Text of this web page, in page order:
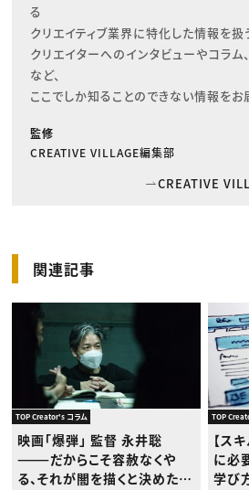
る
クリエイティブ業界に特化した情報を扱
クリエイターへのインタビューやコラム
など、
ここでしか知ることのできない情報をお
監修
CREATIVE VILLAGE編集部
CREATIVE
関連記事
TOP Creator's コラム
映画「爆弾」 監督 永井聡
———だからこそ容赦なくや
る、それが闇を描くと決めた人
TOP
【ス
に必
学び